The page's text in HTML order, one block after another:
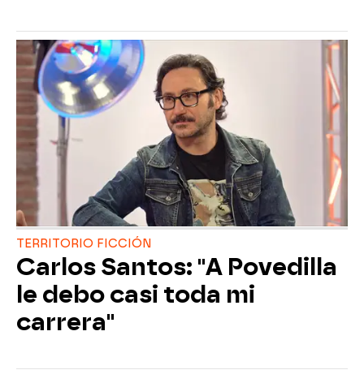
TERRITORIO FICCIÓN
Carlos Santos: "A Povedilla
le debo casi toda mi
carrera"